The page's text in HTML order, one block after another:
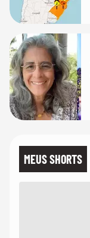
MEUS SHORTS